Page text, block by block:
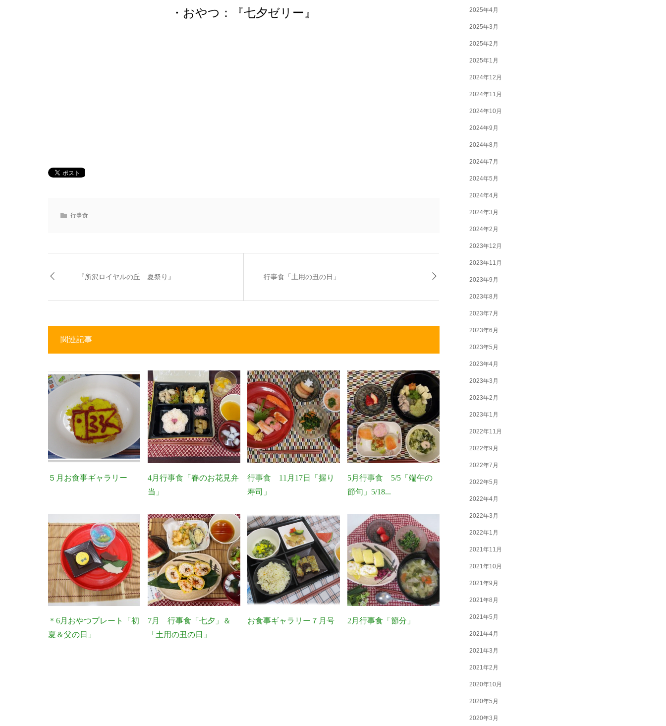
・おやつ：『七夕ゼリー』
行事食
『所沢ロイヤルの丘 夏祭り』 行事食「土用の丑の日」
関連記事
５月お食事ギャラリー
4月行事食「春のお花見弁
当」
行事食 11月17日「握り
寿司」
5月行事食 5/5「端午の
節句」5/18...
＊6月おやつプレート「初
夏＆父の日」
7月 行事食「七夕」＆
「土用の丑の日」
お食事ギャラリー７月号 2月行事食「節分」
2025年4月
2025年3月
2025年2月
2025年1月
2024年12月
2024年11月
2024年10月
2024年9月
2024年8月
2024年7月
2024年5月
2024年4月
2024年3月
2024年2月
2023年12月
2023年11月
2023年9月
2023年8月
2023年7月
2023年6月
2023年5月
2023年4月
2023年3月
2023年2月
2023年1月
2022年11月
2022年9月
2022年7月
2022年5月
2022年4月
2022年3月
2022年1月
2021年11月
2021年10月
2021年9月
2021年8月
2021年5月
2021年4月
2021年3月
2021年2月
2020年10月
2020年5月
2020年3月